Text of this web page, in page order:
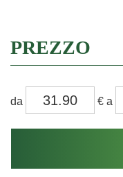
PREZZO
da
da €
a
a